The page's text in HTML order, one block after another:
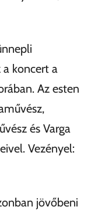
koncert a
Az esten
és Varga
Vezényel:
jövőbeni